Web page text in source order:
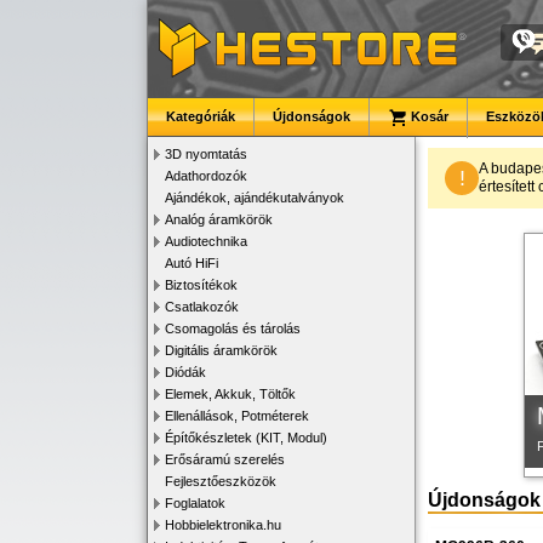
Kategóriák Újdonságok Kosár
3D nyomtatás
Adathordozók
Ajándékok, ajándékutalványok
Analóg áramkörök
Audiotechnika
Autó HiFi
Biztosítékok
Csatlakozók
Csomagolás és tárolás
Digitális áramkörök
Diódák
Elemek, Akkuk, Töltők
Ellenállások, Potméterek
Építőkészletek (KIT, Modul)
Erősáramú szerelés
Fejlesztőeszközök
Foglalatok
Hobbielektronika.hu
! A
értesített
Újdonságok